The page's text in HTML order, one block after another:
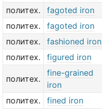
политех.
fagoted iron
политех.
fagoted iron
политех.
fashioned iron
политех.
figured iron
политех.
fine-grained
iron
политех. fined iron